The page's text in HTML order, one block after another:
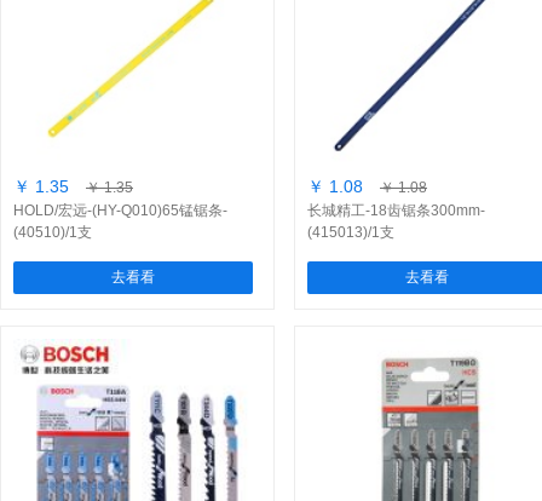
￥ 1.35
￥ 1.35
HOLD/宏远-(HY-Q010)65锰锯条-
(40510)/1支
去看看
￥ 1.08
￥ 1.08
长城精工-18齿锯条300mm-
(415013)/1支
去看看